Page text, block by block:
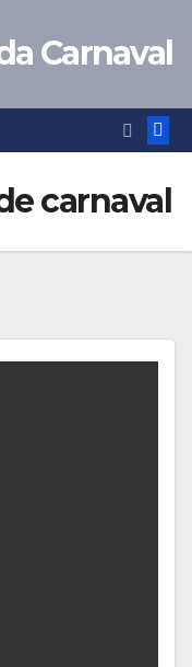
Carnaval
carnaval